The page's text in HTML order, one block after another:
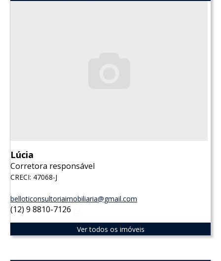
Lúcia
Corretora responsável
CRECI: 47068-J
belloticonsultoriaimobiliaria@gmail.com
(12) 9 8810-7126
Ver todos os imóveis